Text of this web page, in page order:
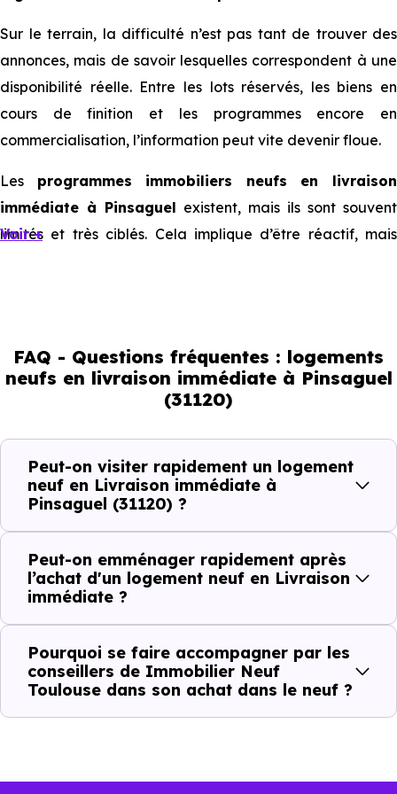
Sur le terrain, la difficulté n’est pas tant de trouver des
annonces, mais de savoir lesquelles correspondent à une
disponibilité réelle. Entre les lots réservés, les biens en
cours de finition et les programmes encore en
commercialisation, l’information peut vite devenir floue.
Les programmes immobiliers neufs en livraison
immédiate à Pinsaguel existent, mais ils sont souvent
limités et très ciblés. Cela implique d’être réactif, mais
pouvez réellement faire
logement neuf en livraison immédiate à
le projet peut avancer rapidement.
Action Ce que cela change pour vous
Visiter Vous voyez le bien tel qu’il est
Comparer Vous comparez des biens réels
Décider Plus rapide, moins d’incertitudes
Voir +
FAQ - Questions fréquentes : logements
neufs en livraison immédiate à Pinsaguel
(31120)
Peut-on visiter rapidement un logement
neuf en Livraison immédiate à
Pinsaguel (31120) ?
Peut-on emménager rapidement après
l’achat d'un logement neuf en Livraison
immédiate ?
Pourquoi se faire accompagner par les
conseillers de Immobilier Neuf
Toulouse dans son achat dans le neuf ?